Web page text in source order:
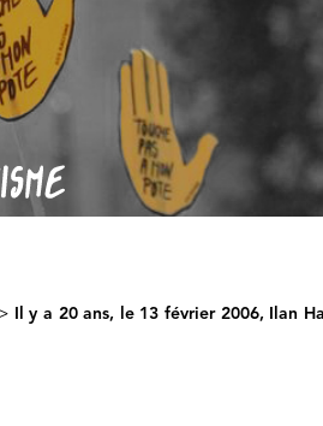
> Il y a 20 ans, le 13 février 2006, Ilan